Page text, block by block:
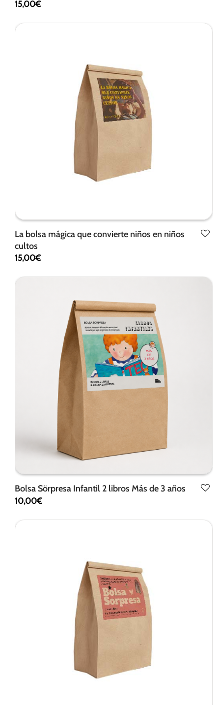
15,00€
La bolsa mágica que convierte niños en niños
cultos
15,00€
Bolsa Sörpresa Infantil 2 libros Más de 3 años
10,00€